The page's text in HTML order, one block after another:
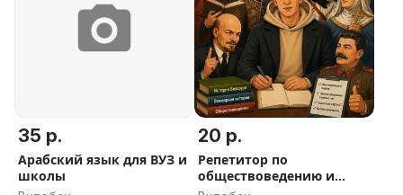
35 р.
Арабский язык для ВУЗ и
школы
20 р.
Репетитор по
обществоведению и